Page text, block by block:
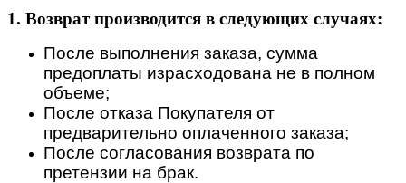
1. Возврат производится в следующих случаях:
После выполнения заказа, сумма
предоплаты израсходована не в полном
объеме;
После отказа Покупателя от
предварительно оплаченного заказа;
После согласования возврата по
претензии на брак.